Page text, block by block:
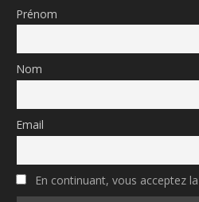
Prénom
Nom
Email
En continuant, vous acceptez